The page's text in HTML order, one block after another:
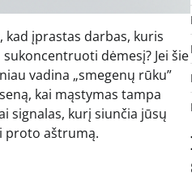
kad įprastas darbas, kuris
dėmesį? Jei šie
vadina „smegenų rūku”
kai mąstymas tampa
signalas, kurį siunčia jūsų
proto aštrumą.